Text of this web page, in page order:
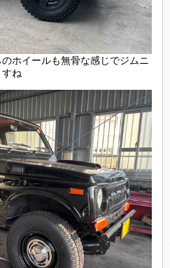
ホイールも無骨な感じでジムニ
ね